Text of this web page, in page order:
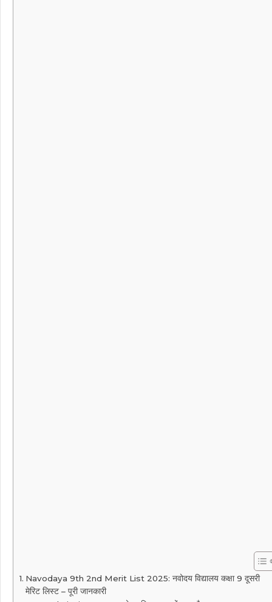
Navodaya 9th 2nd Merit List 2025: नवोदय विद्यालय कक्षा 9 दूसरी
मेरिट लिस्ट – पूरी जानकारी